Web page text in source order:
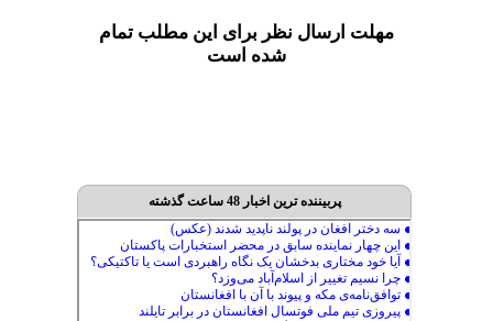
مهلت ارسال نظر برای این مطلب تمام
شده است
پربیننده ترین اخبار 48 ساعت گذشته